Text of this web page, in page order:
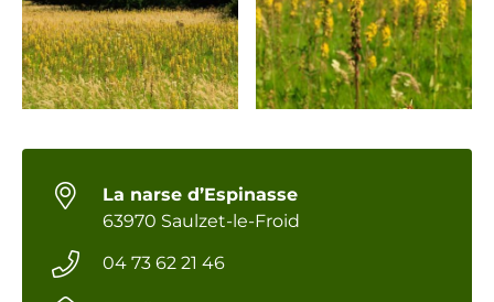
La narse d’Espinasse
63970 Saulzet-le-Froid
04 73 62 21 46